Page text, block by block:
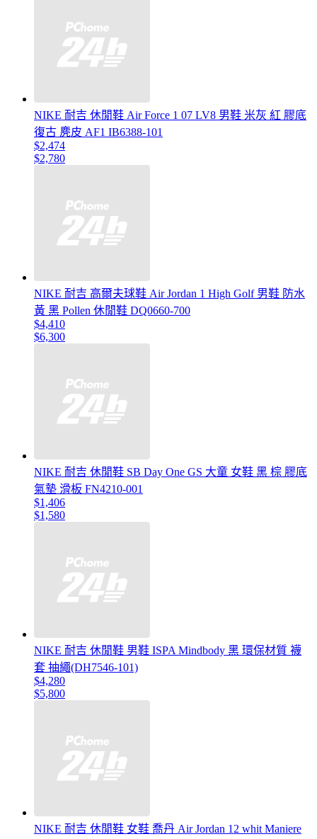
NIKE 耐吉 休閒鞋 Air Force 1 07 LV8 男鞋 米灰 紅 膠底
復古 麂皮 AF1 IB6388-101
$2,474
$2,780
NIKE 耐吉 高爾夫球鞋 Air Jordan 1 High Golf 男鞋 防水
黃 黑 Pollen 休閒鞋 DQ0660-700
$4,410
$6,300
NIKE 耐吉 休閒鞋 SB Day One GS 大童 女鞋 黑 棕 膠底
氣墊 滑板 FN4210-001
$1,406
$1,580
NIKE 耐吉 休閒鞋 男鞋 ISPA Mindbody 黑 環保材質 襪
套 抽繩(DH7546-101)
$4,280
$5,800
NIKE 耐吉 休閒鞋 女鞋 喬丹 Air Jordan 12 whit Maniere